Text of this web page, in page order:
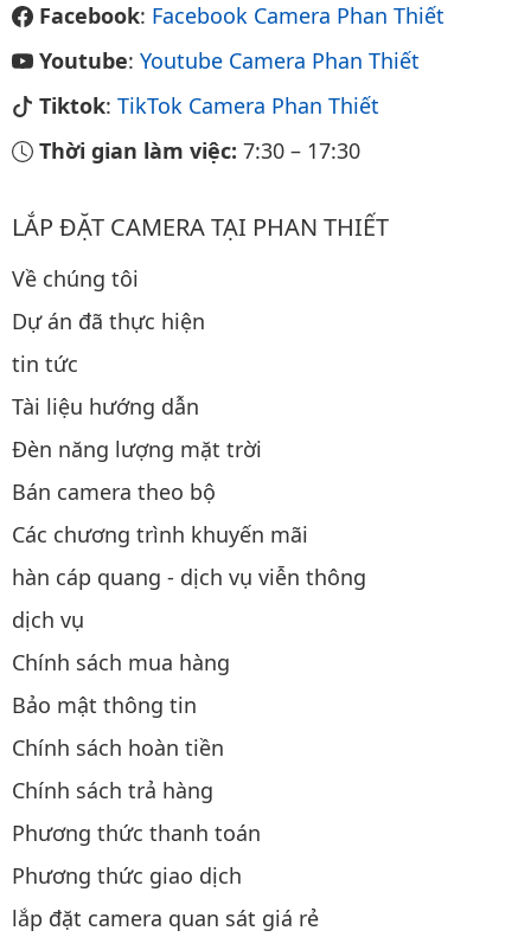
Facebook: Facebook Camera Phan Thiết
Youtube: Youtube Camera Phan Thiết
Tiktok: TikTok Camera Phan Thiết
Thời gian làm việc: 7:30 – 17:30
LẮP ĐẶT CAMERA TẠI PHAN THIẾT
Về chúng tôi
Dự án đã thực hiện
tin tức
Tài liệu hướng dẫn
Đèn năng lượng mặt trời
Bán camera theo bộ
Các chương trình khuyến mãi
hàn cáp quang - dịch vụ viễn thông
dịch vụ
Chính sách mua hàng
Bảo mật thông tin
Chính sách hoàn tiền
Chính sách trả hàng
Phương thức thanh toán
Phương thức giao dịch
lắp đặt camera quan sát giá rẻ